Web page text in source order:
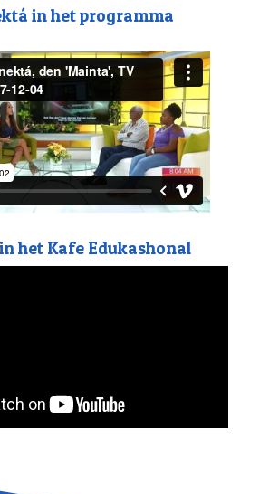
in het programma
het Kafe Edukashonal